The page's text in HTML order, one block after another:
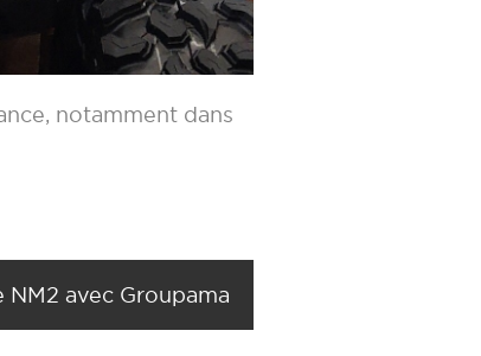
notamment dans
avec Groupama